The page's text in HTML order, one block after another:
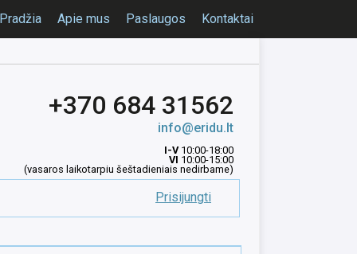
Pradžia Apie mus Paslaugos Kontaktai
+370 684 31562
info@eridu.lt
I-V10:00-18:00
VI 10:00-15:00
(vasaros laikotarpiu šeštadieniais nedirbame)
Prisijungti